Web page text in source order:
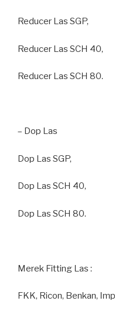
Reducer Las SGP,
Reducer Las SCH 40,
Reducer Las SCH 80.
– Dop Las
Dop Las SGP,
Dop Las SCH 40,
Dop Las SCH 80.
Merek Fitting Las :
FKK, Ricon, Benkan,